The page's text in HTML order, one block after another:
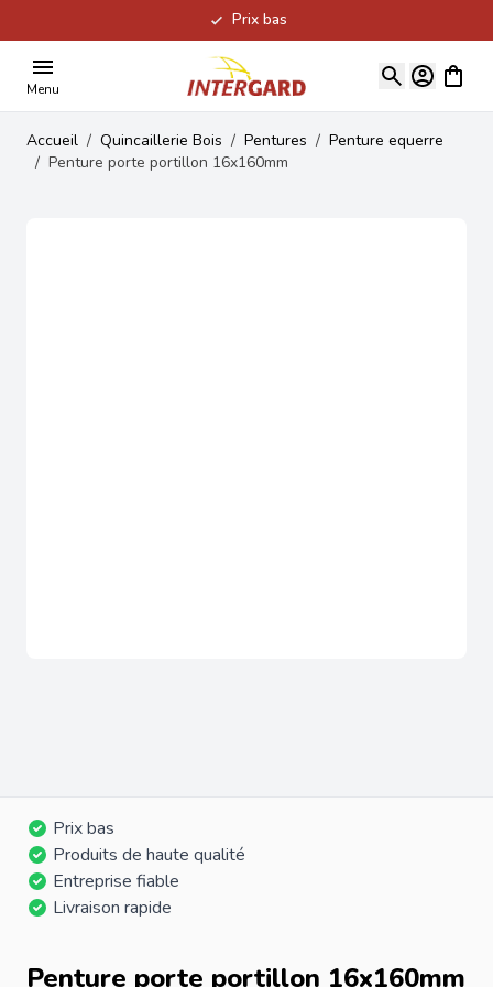
Prix bas
Menu
Voir
Accueil / Quincaillerie Bois / Pentures / Penture equerre
/ Penture porte portillon 16x160mm
Prix bas
Produits de haute qualité
Entreprise fiable
Livraison rapide
Penture porte portillon 16x160mm